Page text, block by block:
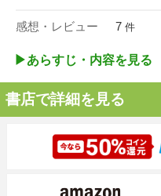
感想・レビュー 7 件
▶︎あらすじ・内容を見る
書店で詳細を見る